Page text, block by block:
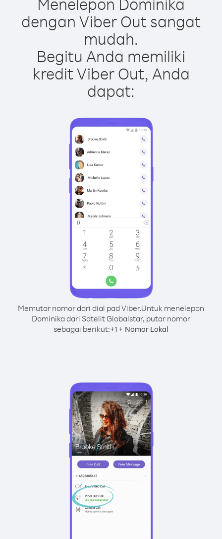
dengan Viber Out sangat
mudah.
Begitu Anda memiliki
kredit Viber Out, Anda
dapat:
Memutar nomor dari dial pad Viber.Untuk menelepon
Dominika dari Satelit Globalstar, putar nomor
sebagai berikut:+1 + Nomor Lokal